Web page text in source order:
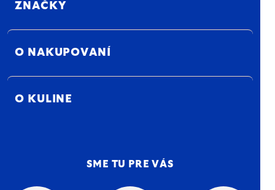
ZNAČKY
O NAKUPOVANÍ
O KULINE
SME TU PRE VÁS